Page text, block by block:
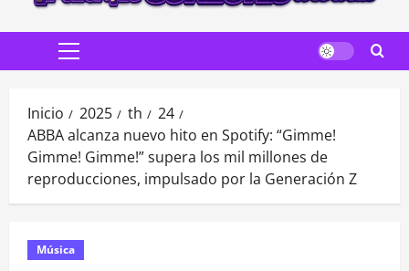
Menú
Inicio 2025 th
24
ABBA alcanza nuevo hito en Spotify: “Gimme!
Gimme! Gimme!” supera los mil millones de
reproducciones, impulsado por la Generación Z
Música